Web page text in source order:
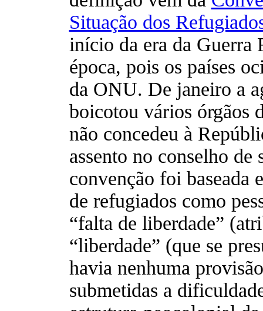
Situação dos
início da era da Guerra
época, pois os países
da ONU. De janeiro a
boicotou vários órgãos
não concedeu à
assento no conselho de
convenção foi baseada
de refugiados como
“falta de liberdade”
“liberdade” (que se
havia nenhuma
submetidas a